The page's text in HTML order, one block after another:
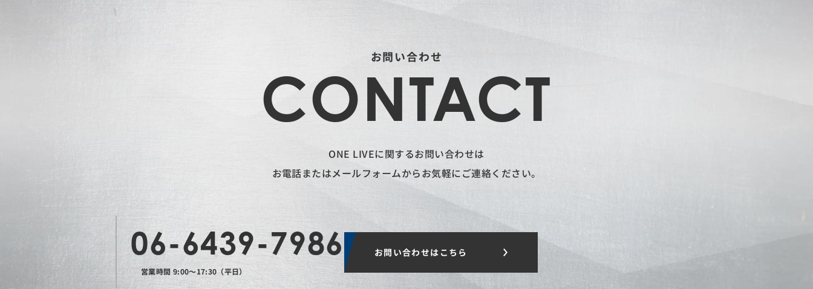
お問い合わせ
CONTACT
ONE LIVEに関するお問い合わせは
お電話またはメールフォームからお気軽にご連絡ください。
06-6439-7986
営業時間 9:00〜17:30（平日）
お問い合わせはこちら